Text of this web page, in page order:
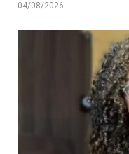
04/08/2026